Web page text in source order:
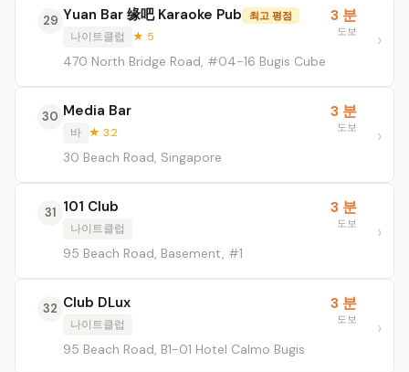
29 Yuan Bar 缘吧 Karaoke Pub 최고 평점
나이트클럽 ★ 5
470 North Bridge Road, #04-16 Bugis Cube
3 분
도보
30 Media Bar
바 ★ 3.2
30 Beach Road, Singapore
3 분
도보
31 101 Club
나이트클럽
95 Beach Road, Basement, #1
3 분
도보
32 Club DLux
나이트클럽
95 Beach Road, B1-01 Hotel Calmo Bugis
3 분
도보